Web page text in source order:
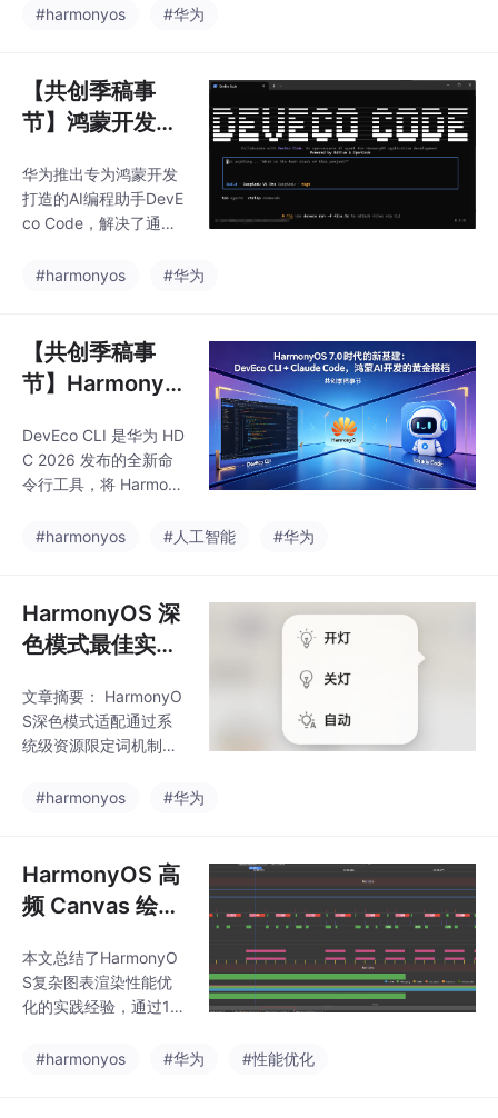
app一键安装 签名问
同项目结构下的打包方
置hdc工具和环境变
量，开启设备调试 无H
SP项目：直接分发HAP
vEco工具和模拟器拖拽
安装 含HSP项目：推荐
打包为APP格式，从API
app一键安装 签名问
#harmonyos #华为
【共创季稿事
节】鸿蒙开发新
Code 安装配置
与 DeepSeek
华为推出专为鸿蒙开发
打造的AI编程助手DevE
co Code，解决了通用A
发中水土不服的问题。
语法检查、Hvigor构建
等鸿蒙专属能力，支持
通过自然语言指令自动
全流程。提供Build/Pla
n/Goal三种工作模式，
覆盖日常开发、代码分
景。用户可自由接入De
#harmonyos #华为
【共创季稿事
节】HarmonyO
基建 ：DevEco
CLI + Claude C
发的黄金搭档
DevEco CLI 是华为 HD
C 2026 发布的全新命
令行工具，将 Harmony
r、hdc、ohpm、模拟
ll 机制，让 Claude Cod
e 等任何 AI Agent 可直
接调用鸿蒙工程创建、
档检索等完整能力。本
文详解安装、核心命
令、技能市场，并手把
Co
#harmonyos #人工智能 #华为
HarmonyOS 深
色模式最佳实践
文章摘要： HarmonyO
S深色模式适配通过系
统级资源限定词机制实
适配中的工作量、品牌
e/和dark/目录分别定义
浅色/深色资源（颜色、
图片等），系统自动匹
码条件判断。关键实践
包括：颜色资源语义化
命名、优先覆盖差异
版本；Web组件通过all
#harmonyos #华为
HarmonyOS 高
频 Canvas 绘制
颈定位与突破
本文总结了HarmonyO
S复杂图表渲染性能优
化的实践经验，通过15
能提升约80%。针对金
#harmonyos #华为 #性能优化